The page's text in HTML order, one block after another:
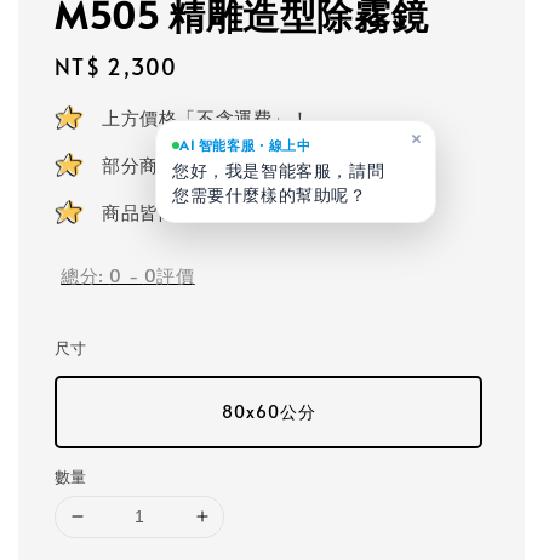
M505 精雕造型除霧鏡
Regular
price
NT$ 2,300
上方價格「不含運費」！
部分商品可客製化
商品皆附贈安裝零件及掛勾
總分: 0 - 0評價
尺寸
80x60公分
數量
AI 智能客服・線上中
您好，我是智能客服，請問
您需要什麼樣的幫助呢？
×